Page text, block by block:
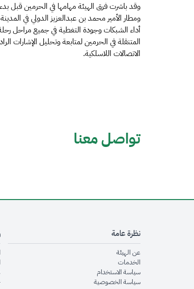
وقد باشرت فرق الهيئة مهامها في الحرمين قبل
ومطار الأمير محمد بن عبدالعزيز الدولي في
أداء الشبكات وجودة التغطية في جميع مراحل
المتنقلة في الحرمين لمتابعة وتحليل
الاتصالات اللاسلكية.
تواصل معنا
نظرة عامة
عن الهيئةopens in new window
الخدماتopens in new window
سياسة الاستخدامopens in new window
سياسة الخصوصيةopens in new window